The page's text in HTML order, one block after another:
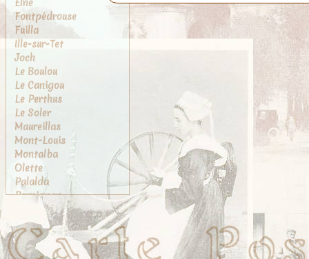
Elne
Fontpédrouse
Fuilla
Ille-sur-Tet
Joch
Le Boulou
Le Canigou
Le Perthus
Le Soler
Maureillas
Mont-Louis
Montalba
Olette
Palalda
Perpignan
Port-Vendres
Prades
Prats-de-Mollo
Rivesaltes